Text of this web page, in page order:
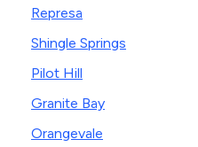
Represa
Shingle Springs
Pilot Hill
Granite Bay
Orangevale